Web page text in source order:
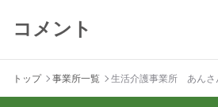
コメント
トップ 事業所一覧 生活介護事業所 あんさ